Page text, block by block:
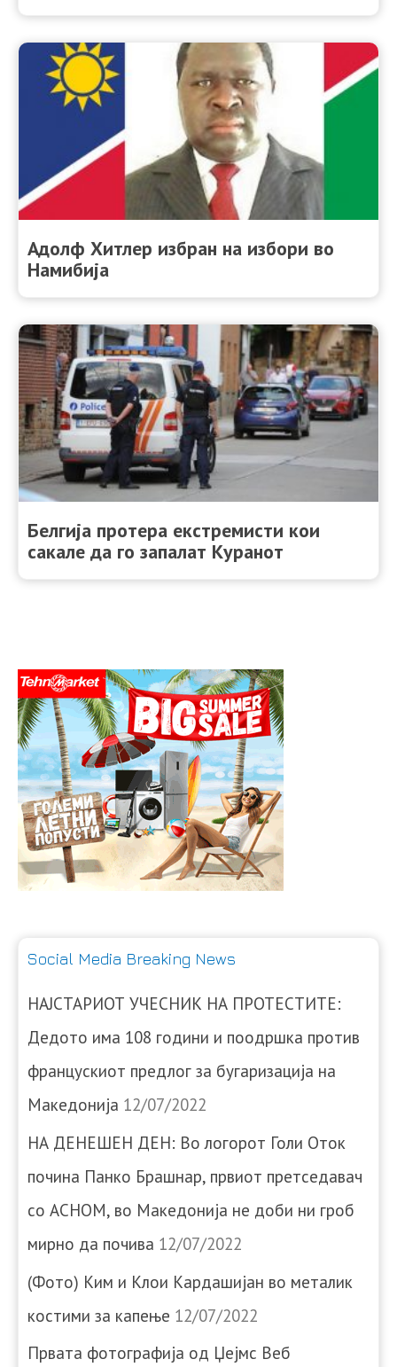
Адолф Хитлер избран на избори во
Намибија
Белгија протера екстремисти кои
сакале да го запалат Куранот
Social Media Breaking News
НАЈСТАРИОТ УЧЕСНИК НА ПРОТЕСТИТЕ:
Дедото има 108 години и поодршка против
францускиот предлог за бугаризација на
Македонија 12/07/2022
НА ДЕНЕШЕН ДЕН: Во логорот Голи Оток
почина Панко Брашнар, првиот претседавач
со АСНОМ, во Македонија не доби ни гроб
мирно да почива 12/07/2022
(Фото) Ким и Клои Кардашијан во металик
костими за капење 12/07/2022
Првата фотографија од Џејмс Веб